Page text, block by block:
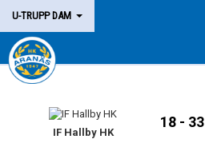
U-TRUPP DAM
HEM
TRUPPEN
IF Hallby HK
18 - 33